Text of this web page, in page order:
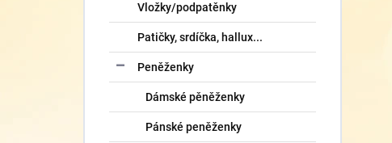
Vložky/podpatěnky
Patičky, srdíčka, hallux...
Peněženky
Dámské pěněženky
Pánské peněženky